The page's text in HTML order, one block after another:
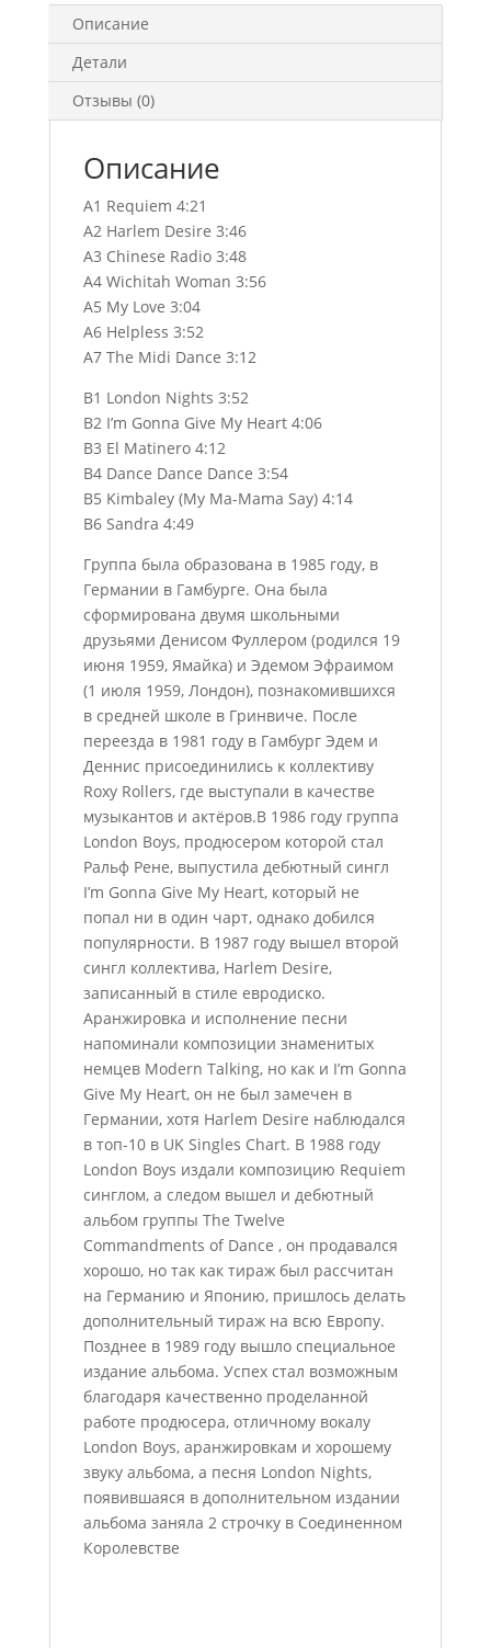
Описание
Детали
Отзывы (0)
Описание
A1 Requiem 4:21
A2 Harlem Desire 3:46
A3 Chinese Radio 3:48
A4 Wichitah Woman 3:56
A5 My Love 3:04
A6 Helpless 3:52
A7 The Midi Dance 3:12
B1 London Nights 3:52
B2 I’m Gonna Give My Heart 4:06
B3 El Matinero 4:12
B4 Dance Dance Dance 3:54
B5 Kimbaley (My Ma-Mama Say) 4:14
B6 Sandra 4:49
Группа была образована в 1985 году, в
Германии в Гамбурге. Она была
сформирована двумя школьными
друзьями Денисом Фуллером (родился 19
июня 1959, Ямайка) и Эдемом Эфраимом
(1 июля 1959, Лондон), познакомившихся
в средней школе в Гринвиче. После
переезда в 1981 году в Гамбург Эдем и
Деннис присоединились к коллективу
Roxy Rollers, где выступали в качестве
музыкантов и актёров.В 1986 году группа
London Boys, продюсером которой стал
Ральф Рене, выпустила дебютный сингл
I’m Gonna Give My Heart, который не
попал ни в один чарт, однако добился
популярности. В 1987 году вышел второй
сингл коллектива, Harlem Desire,
записанный в стиле евродиско.
Аранжировка и исполнение песни
напоминали композиции знаменитых
немцев Modern Talking, но как и I’m Gonna
Give My Heart, он не был замечен в
Германии, хотя Harlem Desire наблюдался
в топ-10 в UK Singles Chart. В 1988 году
London Boys издали композицию Requiem
синглом, а следом вышел и дебютный
альбом группы The Twelve
Commandments of Dance , он продавался
хорошо, но так как тираж был рассчитан
на Германию и Японию, пришлось делать
дополнительный тираж на всю Европу.
Позднее в 1989 году вышло специальное
издание альбома. Успех стал возможным
благодаря качественно проделанной
работе продюсера, отличному вокалу
London Boys, аранжировкам и хорошему
звуку альбома, а песня London Nights,
появившаяся в дополнительном издании
альбома заняла 2 строчку в Соединенном
Королевстве